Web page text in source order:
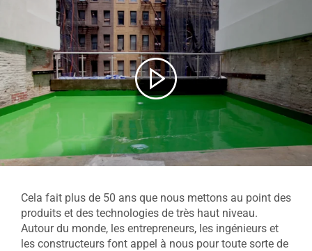
Cela fait plus de 50 ans que nous mettons au point des
produits et des technologies de très haut niveau.
Autour du monde, les entrepreneurs, les ingénieurs et
les constructeurs font appel à nous pour toute sorte de